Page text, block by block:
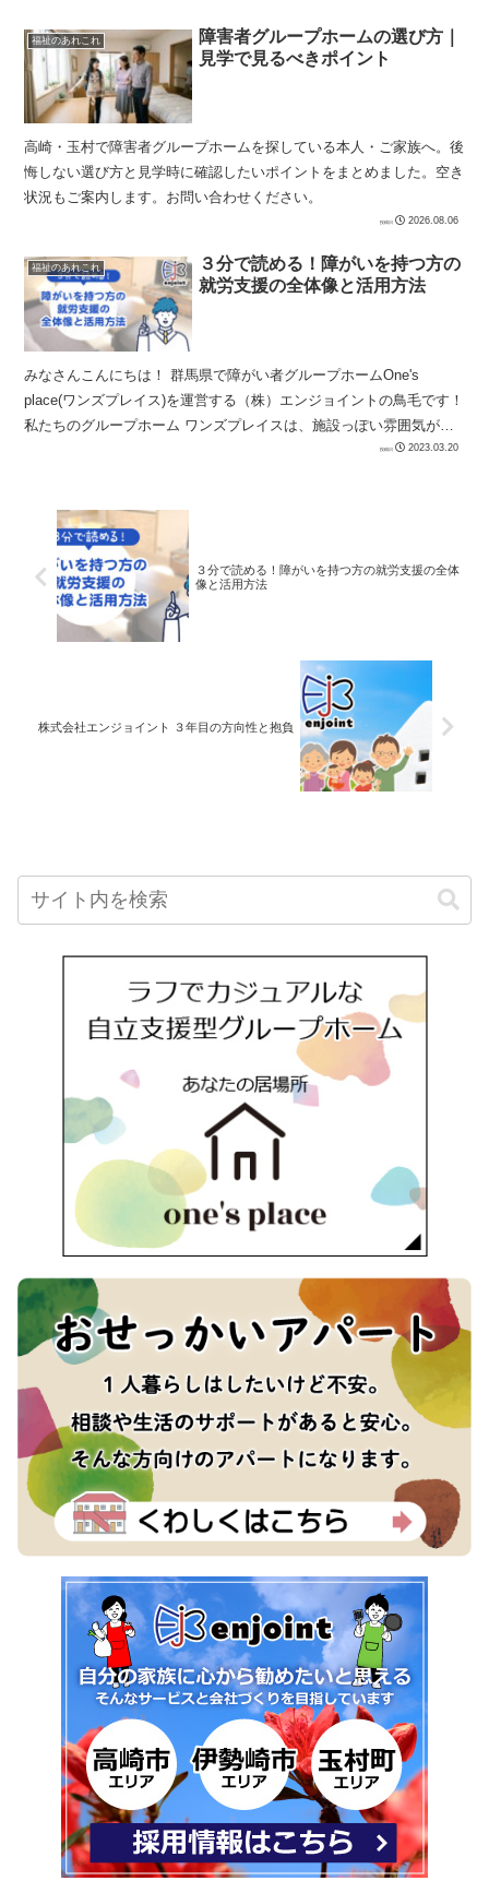
福祉のあれこれ
障害者グループホームの選び方｜
見学で見るべきポイント
高崎・玉村で障害者グループホームを探している本人・ご家族へ。後
悔しない選び方と見学時に確認したいポイントをまとめました。空き
状況もご案内します。お問い合わせください。
2026.08.06
福祉のあれこれ
３分で読める！障がいを持つ方の
就労支援の全体像と活用方法
みなさんこんにちは！ 群馬県で障がい者グループホームOne's
place(ワンズプレイス)を運営する（株）エンジョイントの鳥毛です！
私たちのグループホーム ワンズプレイスは、施設っぽい雰囲気が苦
2023.03.20
３分で読める！障がいを持つ方の就労支援の全体
像と活用方法
株式会社エンジョイント ３年目の方向性と抱負